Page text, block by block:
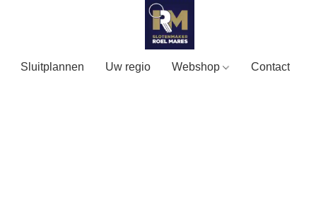
Sluitplannen Uw regio Webshop Contact